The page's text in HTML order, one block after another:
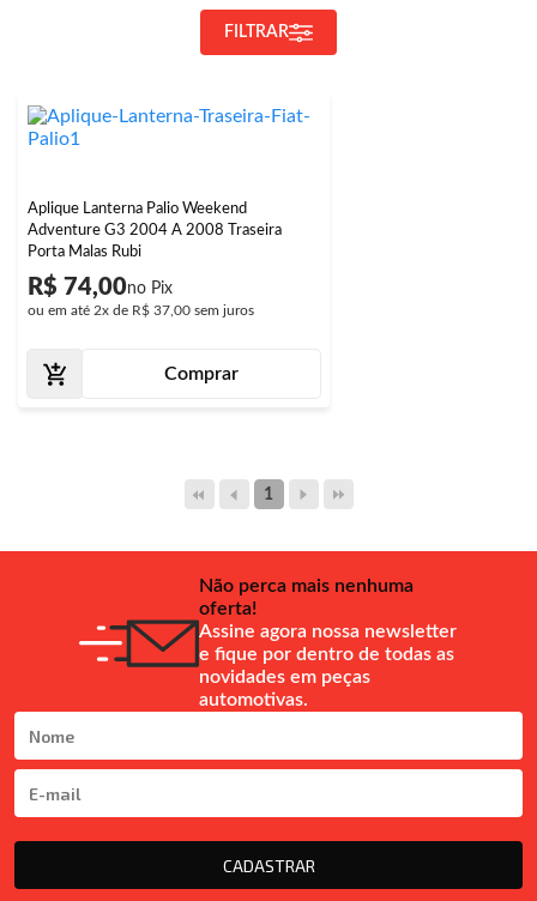
FILTRAR
Aplique Lanterna Palio Weekend
Adventure G3 2004 A 2008 Traseira
Porta Malas Rubi
R$ 74,00
ou em até 2x de R$ 37,00 sem juros
Comprar
1
Não perca mais nenhuma
oferta!
Assine agora nossa newsletter
e fique por dentro de todas as
novidades em peças
automotivas.
CADASTRAR